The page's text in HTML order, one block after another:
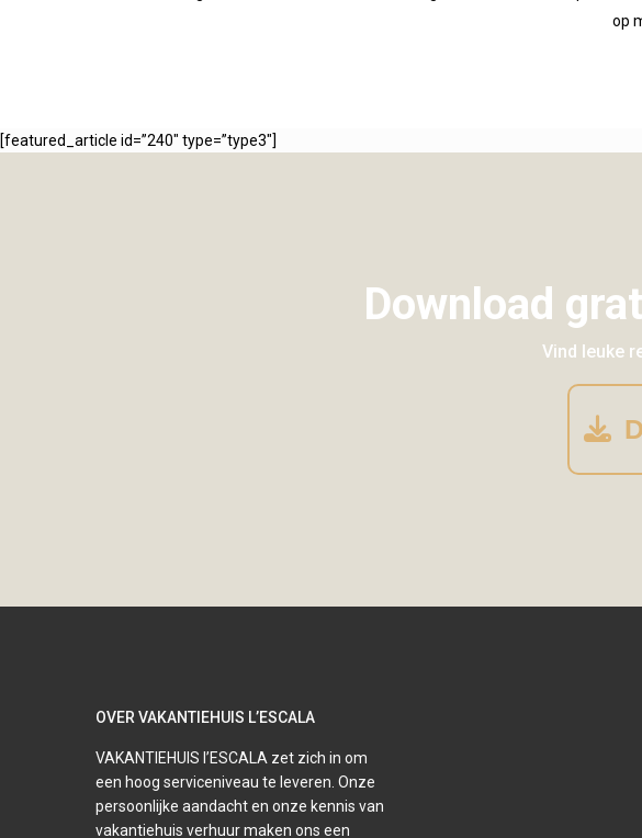
op
[featured_article id=”240″ type=”type3″]
Download
Vind leuke
OVER VAKANTIEHUIS L’ESCALA
VAKANTIEHUIS l’ESCALA zet zich in om
een hoog serviceniveau te leveren. Onze
persoonlijke aandacht en onze kennis van
vakantiehuis verhuur maken ons een